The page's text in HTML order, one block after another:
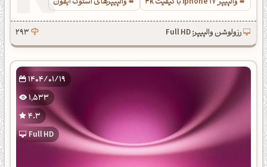
رزولوشن والپیپر: Full HD 293
1404/01/19
1,533
4.3
Full HD